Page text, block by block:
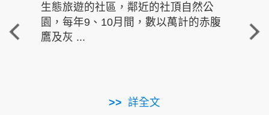
生態旅遊的社區，鄰近的社頂自然公
園，每年9、10月間，數以萬計的赤腹
鷹及灰 ...
詳全文
重
走進